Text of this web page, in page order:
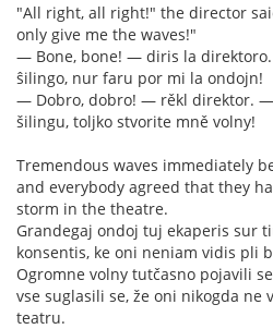
"All right, all right!" the director
only give me the waves!"
— Bone, bone! — diris la
ŝilingo, nur faru por mi la ondojn!
— Dobro, dobro! — rěkl direktor. —
šilingu, toljko stvorite mně volny!
Tremendous waves immediately
and everybody agreed that they
storm in the theatre.
Grandegaj ondoj tuj ekaperis sur
konsentis, ke oni neniam vidis pli
Ogromne volny tutčasno pojavili
vse suglasili se, že oni nikogda
teatru.